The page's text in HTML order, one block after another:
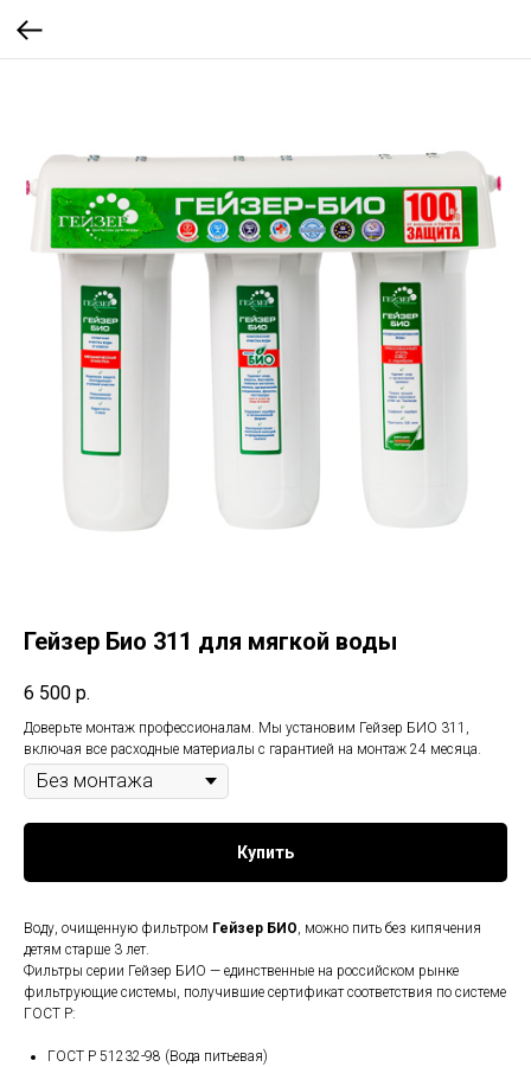
Гейзер Био 311 для мягкой воды
6 500 р.
Доверьте монтаж профессионалам. Мы установим Гейзер БИО 311,
включая все расходные материалы с гарантией на монтаж 24 месяца.
Купить
Воду, очищенную фильтром Гейзер БИО, можно пить без кипячения
детям старше 3 лет.
Фильтры серии Гейзер БИО — единственные на российском рынке
фильтрующие системы, получившие сертификат соответствия по системе
ГОСТ Р:
ГОСТ Р 51232-98 (Вода питьевая)